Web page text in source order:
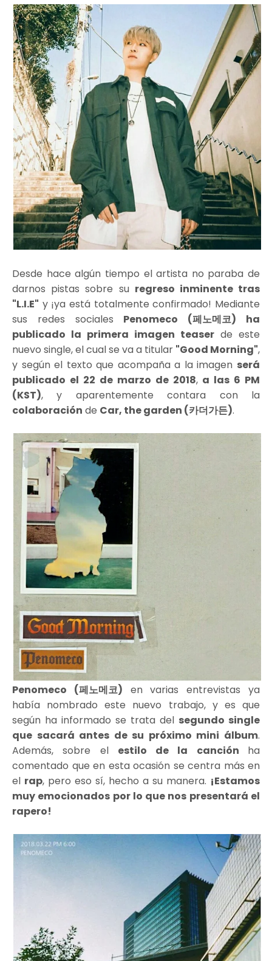
Desde hace algún tiempo el artista no paraba de
darnos pistas sobre su regreso inminente tras
"L.I.E" y ¡ya está totalmente confirmado! Mediante
sus redes sociales Penomeco (페노메코) ha
publicado la primera imagen teaser de este
nuevo single, el cual se va a titular "Good Morning",
y según el texto que acompaña a la imagen será
publicado el 22 de marzo de 2018, a las 6 PM
(KST), y aparentemente contara con la
colaboración de Car, the garden (카더가든).
Penomeco (페노메코) en varias entrevistas ya
había nombrado este nuevo trabajo, y es que
según ha informado se trata del segundo single
que sacará antes de su próximo mini álbum.
Además, sobre el estilo de la canción ha
comentado que en esta ocasión se centra más en
el rap, pero eso sí, hecho a su manera. ¡Estamos
muy emocionados por lo que nos presentará el
rapero!